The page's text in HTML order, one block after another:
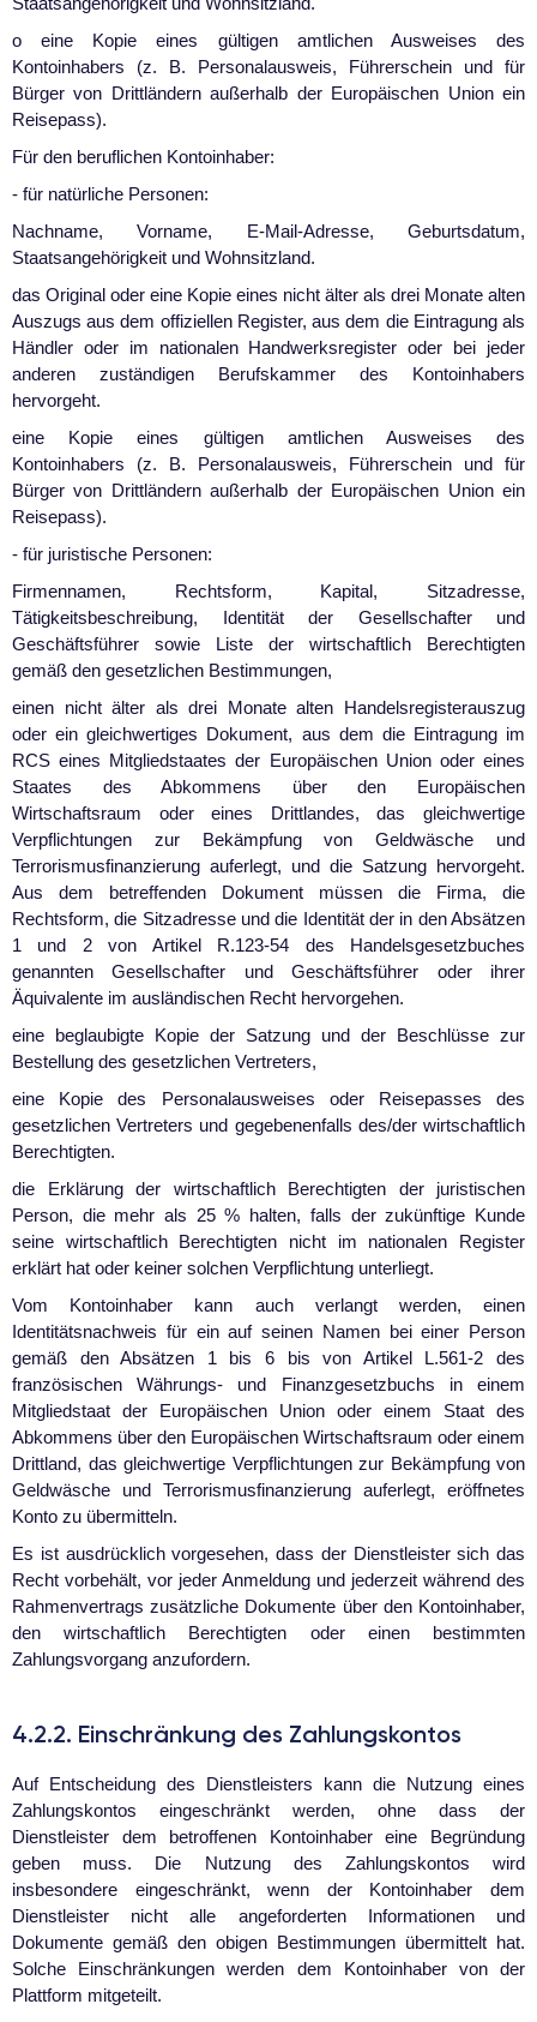
o
eine Kopie eines gültigen amtlichen Ausweises des
Kontoinhabers (z. B. Personalausweis, Führerschein und für
Bürger von Drittländern außerhalb der Europäischen Union ein
Reisepass).
Für den beruflichen Kontoinhaber:
- für natürliche Personen:
Nachname, Vorname, E-Mail-Adresse, Geburtsdatum,
Staatsangehörigkeit und Wohnsitzland.
das Original oder eine Kopie eines nicht älter als drei Monate alten
Auszugs aus dem offiziellen Register, aus dem die Eintragung als
Händler oder im nationalen Handwerksregister oder bei jeder
anderen zuständigen Berufskammer des Kontoinhabers
hervorgeht.
eine Kopie eines gültigen amtlichen Ausweises des
Kontoinhabers (z. B. Personalausweis, Führerschein und für
Bürger von Drittländern außerhalb der Europäischen Union ein
Reisepass).
- für juristische Personen:
Firmennamen, Rechtsform, Kapital, Sitzadresse,
Tätigkeitsbeschreibung, Identität der Gesellschafter und
Geschäftsführer sowie Liste der wirtschaftlich Berechtigten
gemäß den gesetzlichen Bestimmungen,
einen nicht älter als drei Monate alten Handelsregisterauszug
oder ein gleichwertiges Dokument, aus dem die Eintragung im
RCS eines Mitgliedstaates der Europäischen Union oder eines
Staates des Abkommens über den Europäischen
Wirtschaftsraum oder eines Drittlandes, das gleichwertige
Verpflichtungen zur Bekämpfung von Geldwäsche und
Terrorismusfinanzierung auferlegt, und die Satzung hervorgeht.
Aus dem betreffenden Dokument müssen die Firma, die
Rechtsform, die Sitzadresse und die Identität der in den Absätzen
1 und 2 von Artikel R.123-54 des Handelsgesetzbuches
genannten Gesellschafter und Geschäftsführer oder ihrer
Äquivalente im ausländischen Recht hervorgehen.
eine beglaubigte Kopie der Satzung und der Beschlüsse zur
Bestellung des gesetzlichen Vertreters,
eine Kopie des Personalausweises oder Reisepasses des
gesetzlichen Vertreters und gegebenenfalls des/der wirtschaftlich
Berechtigten.
die Erklärung der wirtschaftlich Berechtigten der juristischen
Person, die mehr als 25 % halten, falls der zukünftige Kunde
seine wirtschaftlich Berechtigten nicht im nationalen Register
erklärt hat oder keiner solchen Verpflichtung unterliegt.
Vom Kontoinhaber kann auch verlangt werden, einen
Identitätsnachweis für ein auf seinen Namen bei einer Person
gemäß den Absätzen 1 bis 6 bis von Artikel L.561-2 des
französischen Währungs- und Finanzgesetzbuchs in einem
Mitgliedstaat der Europäischen Union oder einem Staat des
Abkommens über den Europäischen Wirtschaftsraum oder einem
Drittland, das gleichwertige Verpflichtungen zur Bekämpfung von
Geldwäsche und Terrorismusfinanzierung auferlegt, eröffnetes
Konto zu übermitteln.
Es ist ausdrücklich vorgesehen, dass der Dienstleister sich das
Recht vorbehält, vor jeder Anmeldung und jederzeit während des
Rahmenvertrags zusätzliche Dokumente über den Kontoinhaber,
den wirtschaftlich Berechtigten oder einen bestimmten
Zahlungsvorgang anzufordern.
4.2.2. Einschränkung des Zahlungskontos
Auf Entscheidung des Dienstleisters kann die Nutzung eines
Zahlungskontos eingeschränkt werden, ohne dass der
Dienstleister dem betroffenen Kontoinhaber eine Begründung
geben muss. Die Nutzung des Zahlungskontos wird
insbesondere eingeschränkt, wenn der Kontoinhaber dem
Dienstleister nicht alle angeforderten Informationen und
Dokumente gemäß den obigen Bestimmungen übermittelt hat.
Solche Einschränkungen werden dem Kontoinhaber von der
Plattform mitgeteilt.